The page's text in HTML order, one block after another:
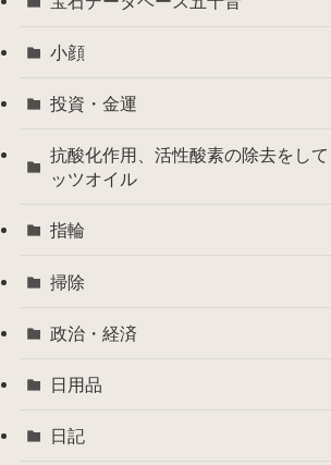
小顔
投資・金運
抗酸化作用、活性酸素の除去をし
ッツオイル
指輪
掃除
政治・経済
日用品
日記